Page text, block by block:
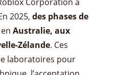
2025, des phases de
Australie, aux
Zélande. Ces
laboratoires pour